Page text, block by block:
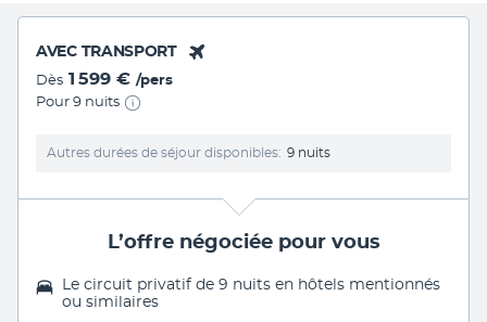
AVEC TRANSPORT
Dès 1 599 € /pers
Pour 9 nuits
Autres durées de séjour disponibles 9 nuits
L’offre négociée pour vous
Le circuit privatif de 9 nuits en hôtels mentionnés
ou similaires